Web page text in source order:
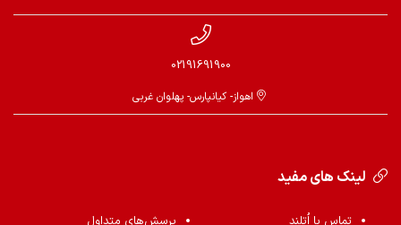
02191691900
اهواز- کیانپارس- پهلوان غربی
لینک های مفید
تماس با اُتلند
پرسش‌های متداول